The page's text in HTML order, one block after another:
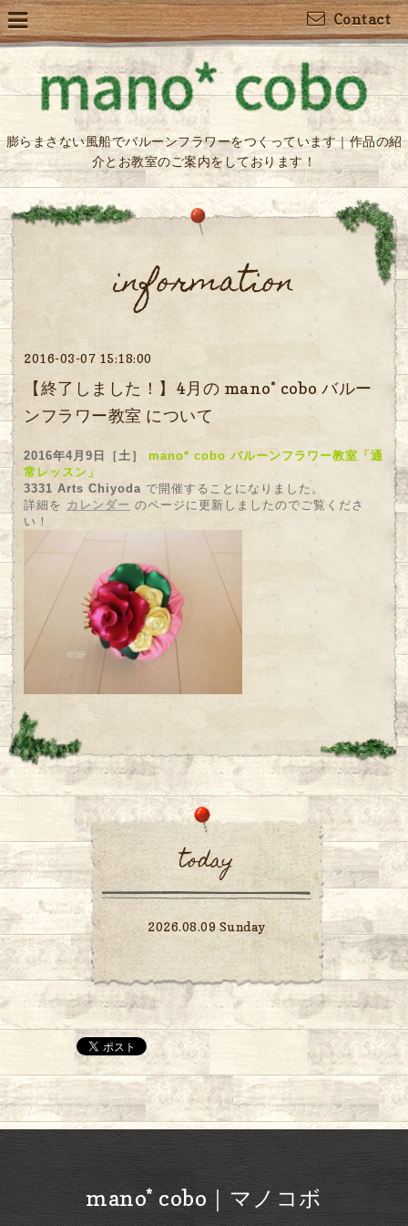
Contact
膨らまさない風船でバルーンフラワーをつくっています｜作品の紹
介とお教室のご案内をしております！
information
2016-03-07 15:18:00
【終了しました！】4月の mano* cobo バルー
ンフラワー教室 について
2016年4月9日［土］mano* cobo バルーンフラワー教室「通
常レッスン」
3331 Arts Chiyoda で開催することになりました。
詳細を カレンダー のページに更新しましたのでご覧くださ
い！
today
2026.08.09 Sunday
mano* cobo｜マノコボ